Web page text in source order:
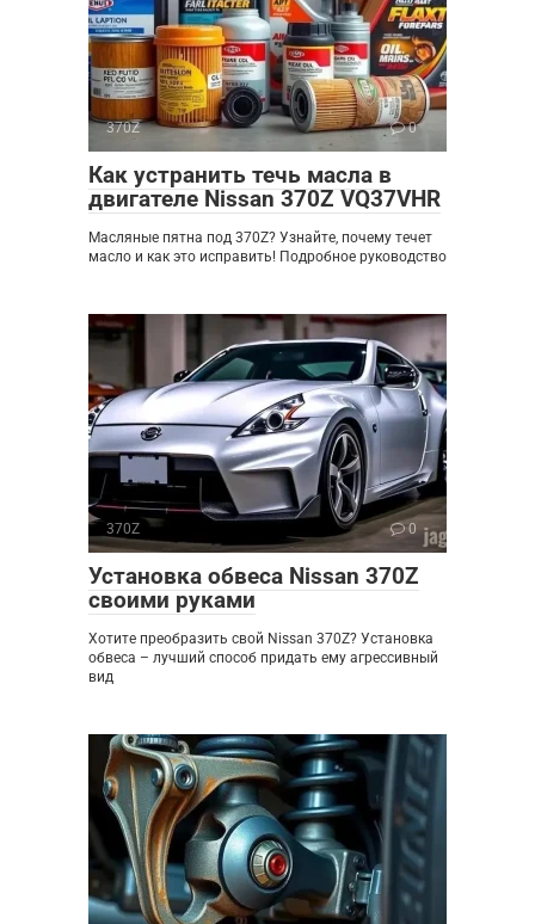
370Z 0
Как устранить течь масла в
двигателе Nissan 370Z VQ37VHR
Масляные пятна под 370Z? Узнайте, почему течет
масло и как это исправить! Подробное руководство
370Z 0
Установка обвеса Nissan 370Z
своими руками
Хотите преобразить свой Nissan 370Z? Установка
обвеса – лучший способ придать ему агрессивный
вид